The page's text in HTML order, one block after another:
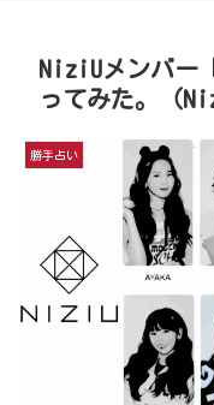
NiziUメンバー
ってみた。（
勝手占い